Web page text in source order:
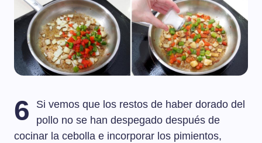
6
Si vemos que los restos de haber dorado del
pollo no se han despegado después de
cocinar la cebolla e incorporar los pimientos,